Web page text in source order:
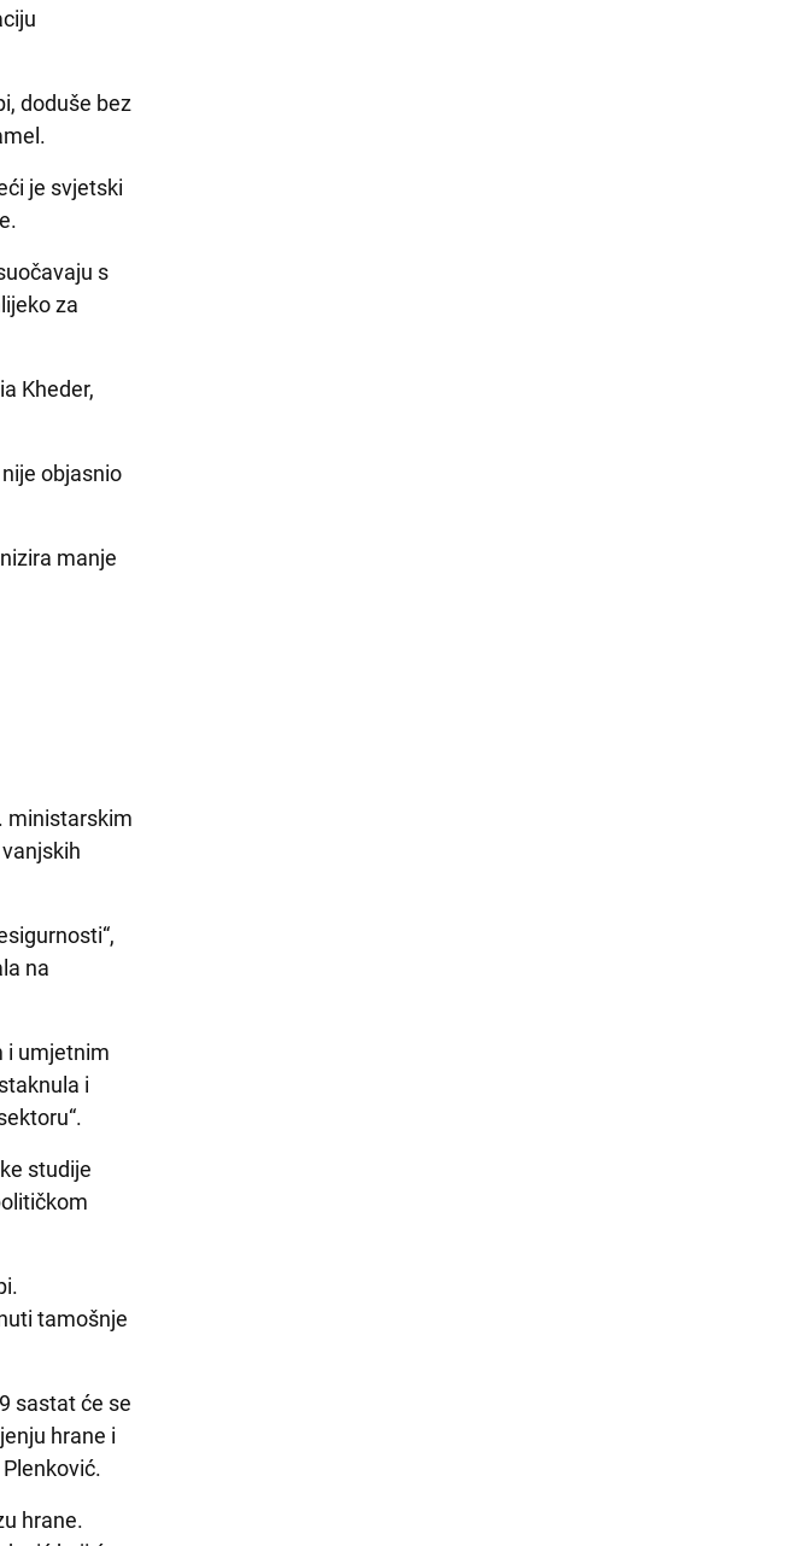
doduše bez
je svjetski
s
za
Kheder,
objasnio
manje
ministarskim
na
i umjetnim
i
studije
tamošnje
sastat će se
hrane i
hrane.